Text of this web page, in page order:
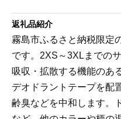
返礼品紹介
霧島市ふるさと納税限定
です。2XS～3XLまでの
吸収・拡散する機能のあ
デオドラントテープを配
齢臭などを中和します。